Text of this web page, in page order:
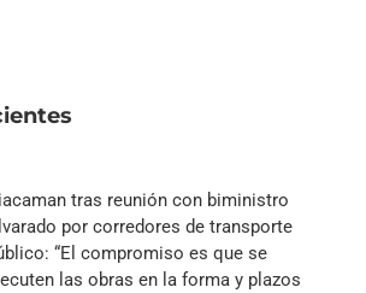
tras reunión con biministro
por corredores de transporte
“El compromiso es que se
las obras en la forma y plazos